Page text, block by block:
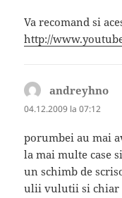
Va recomand si
http://
andreyhno
04.12.2009 la 07:12
porumbei au mai
la mai multe case
un schimb de
ulii vulutii si chiar